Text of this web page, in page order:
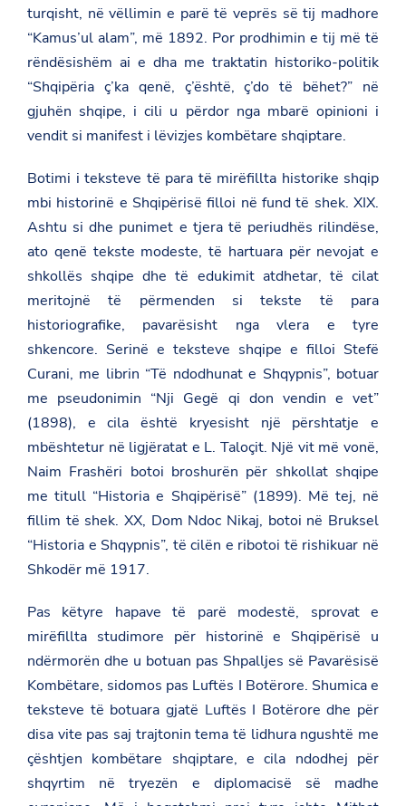
turqisht, në vëllimin e parë të veprës së tij madhore
“Kamus’ul alam”, më 1892. Por prodhimin e tij më të
rëndësishëm ai e dha me traktatin historiko-politik
“Shqipëria ç’ka qenë, ç’është, ç’do të bëhet?” në
gjuhën shqipe, i cili u përdor nga mbarë opinioni i
vendit si manifest i lëvizjes kombëtare shqiptare.
Botimi i teksteve të para të mirëfillta historike shqip
mbi historinë e Shqipërisë filloi në fund të shek. XIX.
Ashtu si dhe punimet e tjera të periudhës rilindëse,
ato qenë tekste modeste, të hartuara për nevojat e
shkollës shqipe dhe të edukimit atdhetar, të cilat
meritojnë të përmenden si tekste të para
historiografike, pavarësisht nga vlera e tyre
shkencore. Serinë e teksteve shqipe e filloi Stefë
Curani, me librin “Të ndodhunat e Shqypnis”, botuar
me pseudonimin “Nji Gegë qi don vendin e vet”
(1898), e cila është kryesisht një përshtatje e
mbështetur në ligjëratat e L. Taloçit. Një vit më vonë,
Naim Frashëri botoi broshurën për shkollat shqipe
me titull “Historia e Shqipërisë” (1899). Më tej, në
fillim të shek. XX, Dom Ndoc Nikaj, botoi në Bruksel
“Historia e Shqypnis”, të cilën e ribotoi të rishikuar në
Shkodër më 1917.
Pas këtyre hapave të parë modestë, sprovat e
mirëfillta studimore për historinë e Shqipërisë u
ndërmorën dhe u botuan pas Shpalljes së Pavarësisë
Kombëtare, sidomos pas Luftës I Botërore. Shumica e
teksteve të botuara gjatë Luftës I Botërore dhe për
disa vite pas saj trajtonin tema të lidhura ngushtë me
çështjen kombëtare shqiptare, e cila ndodhej për
shqyrtim në tryezën e diplomacisë së madhe